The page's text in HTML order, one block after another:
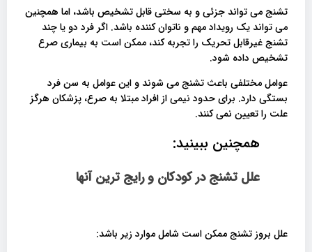
تشنج می تواند جزئی و به سختی قابل تشخیص باشد، اما همچنین
می تواند یک رویداد مهم و ناتوان کننده باشد. اگر فرد دو یا چند
تشنج غیرقابل تحریک را تجربه کند، ممکن است به بیماری صرع
تشخیص داده شود.
عوامل مختلفی باعث تشنج می شوند و این عوامل به سن فرد
بستگی دارد. برای حدود نیمی از افراد مبتلا به صرع، پزشکان هرگز
علت را تعیین نمی کنند.
همچنین ببینید:
علل تشنج در کودکان و رایج ترین آنها
علل بروز تشنج ممکن است شامل موارد زیر باشد: